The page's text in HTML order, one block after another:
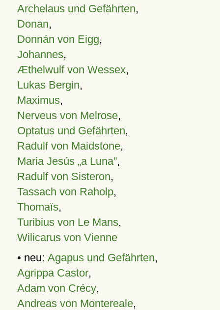
Archelaus und Gefährten,
Donan,
Donnán von Eigg,
Johannes,
Æthelwulf von Wessex,
Lukas Bergin,
Maximus,
Nerveus von Melrose,
Optatus und Gefährten,
Radulf von Maidstone,
Maria Jesús „a Luna”,
Radulf von Sisteron,
Tassach von Raholp,
Thomaïs,
Turibius von Le Mans,
Wilicarus von Vienne
• neu: Agapus und Gefährten,
Agrippa Castor,
Adam von Crécy,
Andreas von Montereale,